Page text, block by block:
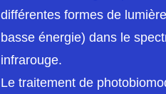
différentes formes de
basse énergie) dans le
infrarouge.
Le traitement de